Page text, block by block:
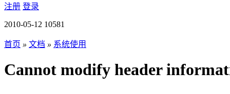
注册 登录
2010-05-12 10581
首页 » 文档 » 系统使用
Cannot modify header